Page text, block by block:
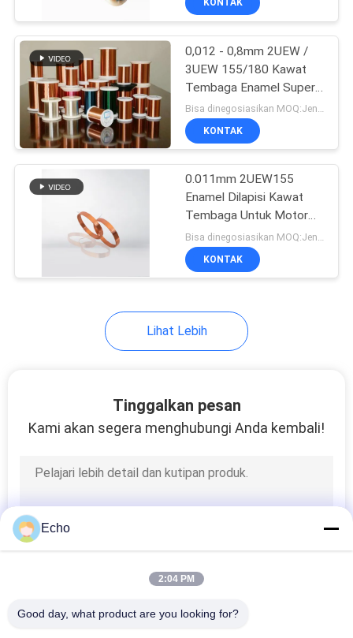
KONTAK
0,012 - 0,8mm 2UEW /
3UEW 155/180 Kawat
Tembaga Enamel Super
Halus
Bisa dinegosiasikan MOQ:Jenis yang berbeda dengan MOQ berbeda
KONTAK
0.011mm 2UEW155
Enamel Dilapisi Kawat
Tembaga Untuk Motor
Berliku
Bisa dinegosiasikan MOQ:Jenis yang berbeda dengan MOQ berbeda
KONTAK
Lihat Lebih
Tinggalkan pesan
Kami akan segera menghubungi Anda kembali!
Echo
2:04 PM
Good day, what product are you looking for?